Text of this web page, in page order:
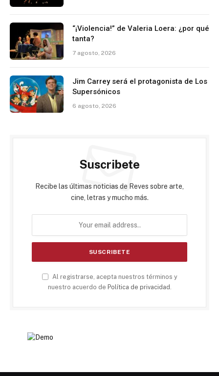
“¡Violencia!” de Valeria Loera: ¿por qué
tanta?
7 agosto, 2026
Jim Carrey será el protagonista de Los
Supersónicos
6 agosto, 2026
Suscribete
Recibe las últimas noticias de Reves sobre arte,
cine, letras y mucho más.
Al registrarse, acepta nuestros términos y
nuestro acuerdo de Política de privacidad .